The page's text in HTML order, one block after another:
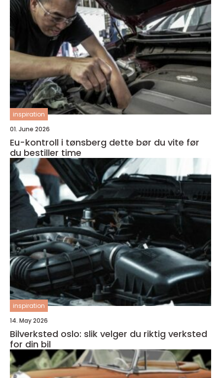
inspiration
01. June 2026
Eu-kontroll i tønsberg dette bør du vite før
du bestiller time
inspiration
14. May 2026
Bilverksted oslo: slik velger du riktig verksted
for din bil